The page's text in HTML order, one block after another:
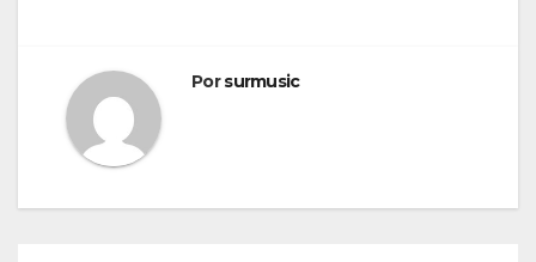
Porsurmusic